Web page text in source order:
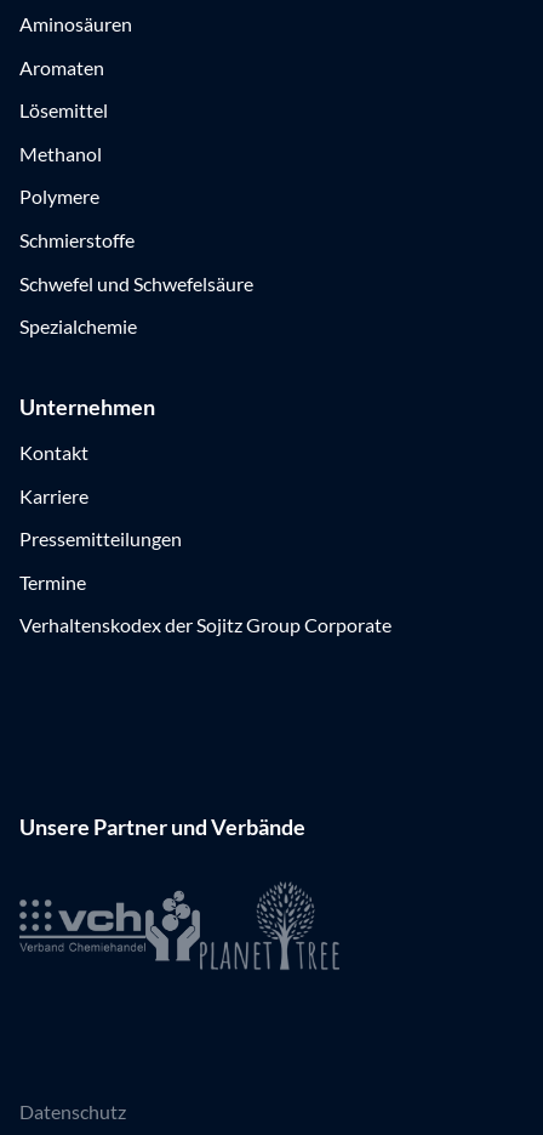
Aminosäuren
Aromaten
Lösemittel
Methanol
Polymere
Schmierstoffe
Schwefel und Schwefelsäure
Spezialchemie
Unternehmen
Kontakt
Karriere
Pressemitteilungen
Termine
Verhaltenskodex der Sojitz Group Corporate
Unsere Partner und Verbände
Datenschutz